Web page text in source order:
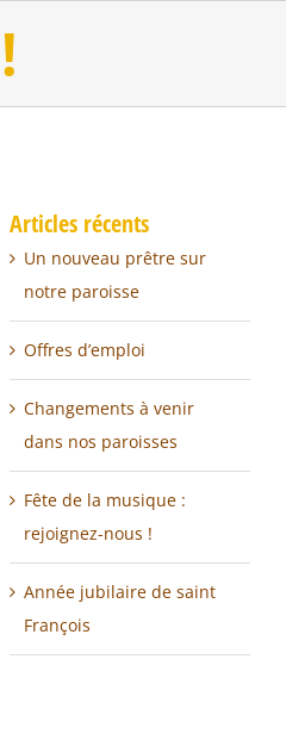
Articles récents
Un nouveau prêtre sur
notre paroisse
Offres d’emploi
Changements à venir
dans nos paroisses
Fête de la musique :
rejoignez-nous !
Année jubilaire de saint
François